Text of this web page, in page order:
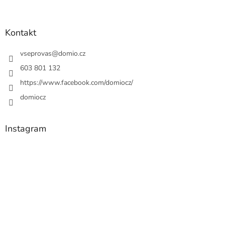
Kontakt
vseprovas@domio.cz
603 801 132
https://www.facebook.com/domiocz/
domiocz
Instagram